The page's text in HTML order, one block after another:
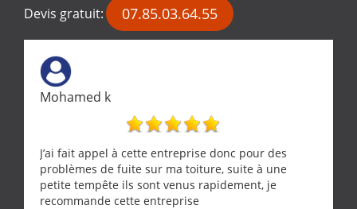
Devis gratuit: 07.85.03.64.55
Mohamed k
J’ai fait appel à cette entreprise donc pour des
problèmes de fuite sur ma toiture, suite à une
petite tempête ils sont venus rapidement, je
recommande cette entreprise